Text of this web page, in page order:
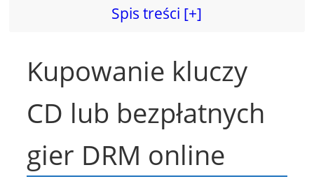
Spis treści [+]
Kupowanie kluczy
CD lub bezpłatnych
gier DRM online